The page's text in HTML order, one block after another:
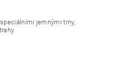
jemnými trny,